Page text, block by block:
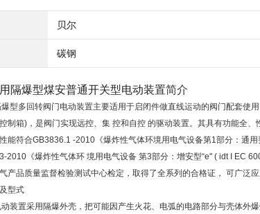
贝尔
碳钢
隔爆型煤安普通开关型电动装置简介
型多回转阀门电动装置主要适用于启闭件做直线运动的阀门配套使
制箱)，是阀门实现远控、集 控和自控 的驱动装置。其具有功能全
能符合GB3836.1 -2010《爆炸性气体环境用电气设备第1部分：通
2010《爆炸性气体环 境用电气设备 第3部分：增安型“e" ( idt I EC
产品质量监督检验测试中心检定，取得了全系列的合格证， 可广泛应
型式
装置采用隔爆外壳，把可能因产生火花、电弧的电路部分与壳体外